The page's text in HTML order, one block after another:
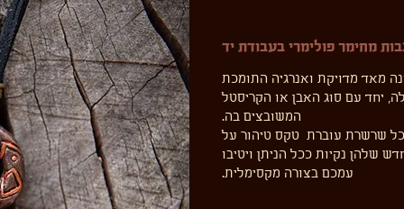
מחימר פולימרי בעבודת יד
מאד מדויקת ואנרגיה התומכת
יחד עם סוג האבן או הקריסטל
המשובצים בה.
כל שרשרת עוברת טקס טיהור על
שלהן נקיות ככל הניתן ויטיבו
עמכם בצורה מקסימלית.